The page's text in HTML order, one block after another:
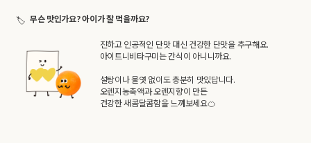
무슨 맛인가요? 아이가 잘 먹을까요?
진하고 인공적인 단맛 대신 건강한 단맛을 추구해요.
아이트니비타구미는 간식이 아니니까요.
설탕이나 물엿 없이도 충분히 맛있답니다.
오렌지농축액과 오렌지향이 만든
건강한 새콤달콤함을 느껴보세요🍊